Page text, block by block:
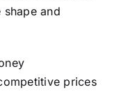
and
prices